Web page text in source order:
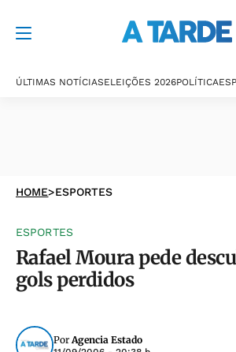
ÚLTIMAS NOTÍCIASELEIÇÕES 2026POLÍTICA
HOME>ESPORTES
ESPORTES
Rafael Moura pede
gols perdidos
PorAgencia Estado